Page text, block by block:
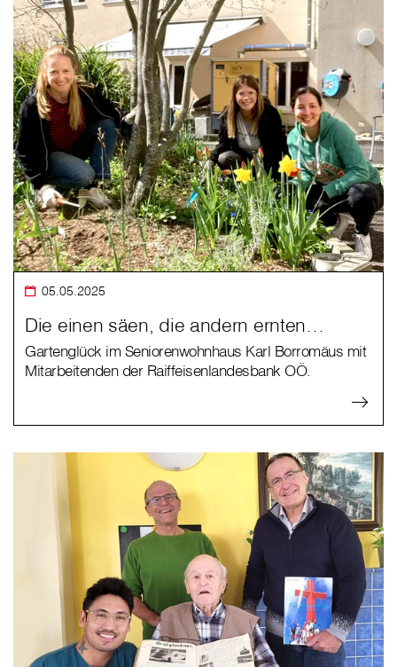
05.05.2025
Die einen säen, die andern ernten…
Gartenglück im Seniorenwohnhaus Karl Borromäus mit
Mitarbeitenden der Raiffeisenlandesbank OÖ.